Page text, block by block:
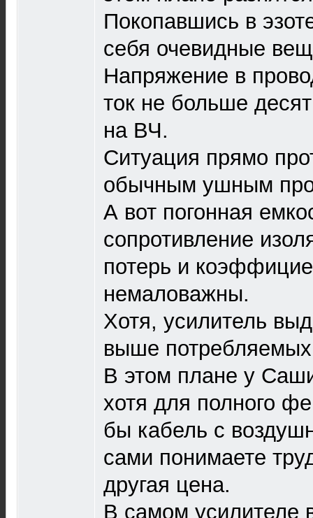
Покопавшись в
себя очевидные
Напряжение в
ток не больше
на ВЧ.
Ситуация прямо
обычным ушным
А вот погонная
сопротивление
потерь и
немаловажны.
Хотя, усилитель
выше
В этом плане у
хотя для полного
бы кабель с
сами понимаете
другая цена.
В самом усилителе